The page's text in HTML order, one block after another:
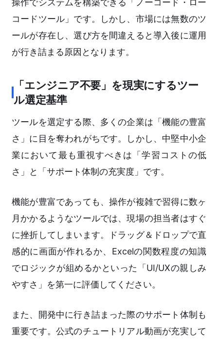
操作でシステムを構築できる「ノーコード・ロー
コードツール」です。しかし、市場には無数のツ
ールが存在し、選び方を間違えると導入後に運用
が行き詰まる原因となります。
「エンジニア不要」を現実にするツー
ル選定基準
ツールを選定する際、多くの企業は「機能の豊富
さ」に目を奪われがちです。しかし、中堅中小企
業において最も重視すべきは「学習コストの低
さ」と「サポート体制の充実度」です。
機能が豊富であっても、操作が複雑で習得に数ヶ
月かかるようなツールでは、現場の担当者はすぐ
に挫折してしまいます。ドラッグ＆ドロップで直
感的に画面が作れるか、Excelの関数程度の知識
でロジックが組めるかといった「UI/UXの親しみ
やすさ」を第一に評価してください。
また、開発中に行き詰まった際のサポート体制も
重要です。公式のチュートリアル動画が充実して